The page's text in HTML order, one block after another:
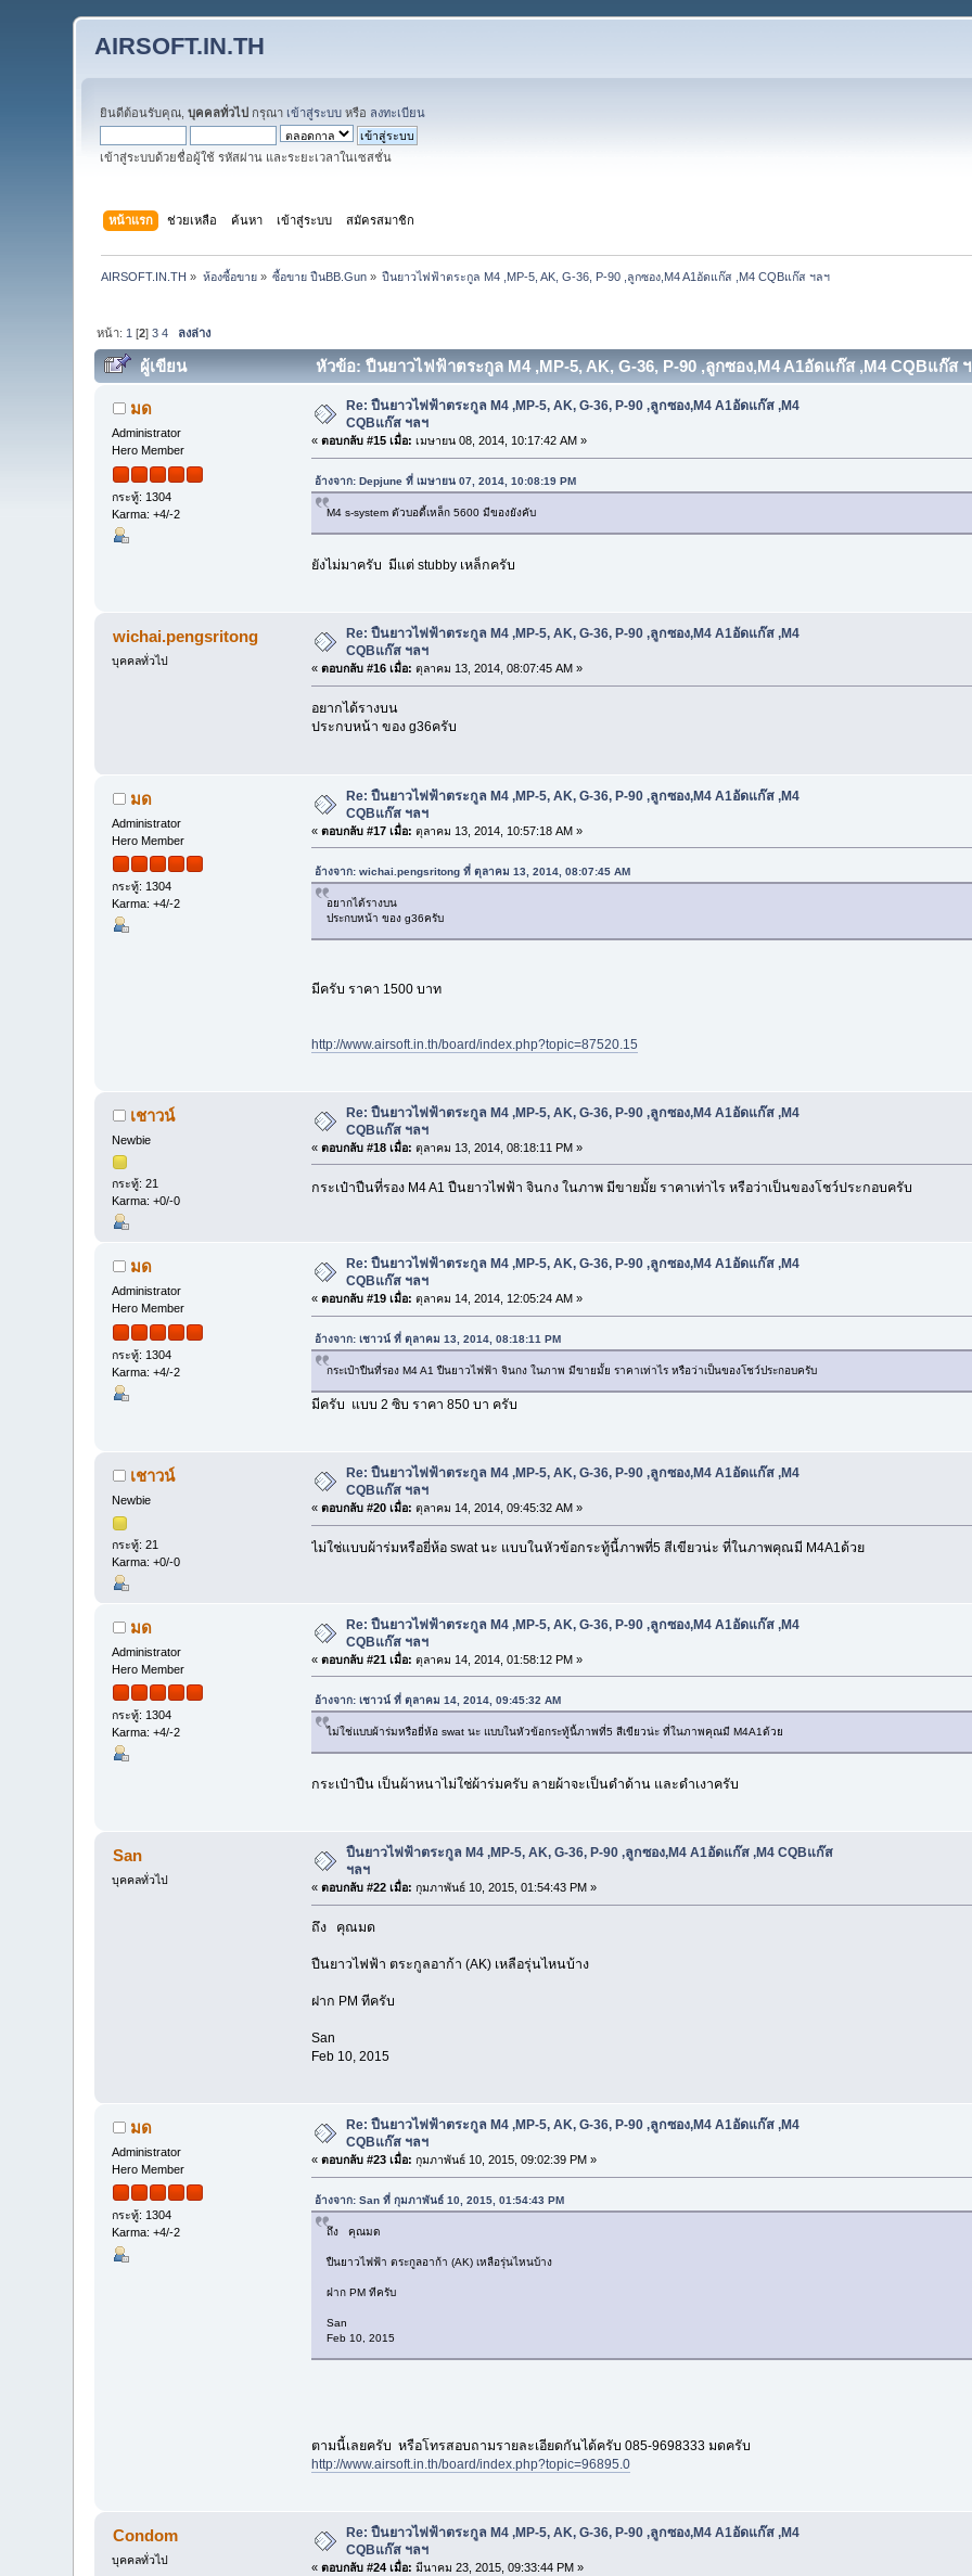
AIRSOFT.IN.TH
ยินดีต้อนรับคุณ,บุคคลทั่วไป กรุณา เข้าสู่ระบบ หรือ ลงทะเบียน
เข้าสู่ระบบด้วยชื่อผู้ใช้ รหัสผ่าน และระยะเวลาในเซสชั่น
หน้าแรก ช่วยเหลือ ค้นหา เข้าสู่ระบบ สมัครสมาชิก
AIRSOFT.IN.TH » ห้องซื้อขาย» ซื้อขาย ปืนBB.Gun » ปืนยาวไฟฟ้าตระกูล M4 ,MP-5, AK, G-36, P-90 ,ลูกซอง,M4 A1อัดแก๊ส ,M4 CQBแก๊ส ฯลฯ
หน้า: 1 [2]3 4 ลงล่าง
ผู้เขียน หัวข้อ: ปืนยาวไฟฟ้าตระกูล M4 ,MP-5, AK, G-36, P-90 ,ลูกซอง,M4 A1อัดแก๊ส ,M4 CQBแก๊ส
มด
Administrator
Hero Member
กระทู้: 1304
Karma: +4/-2
Re: ปืนยาวไฟฟ้าตระกูล M4 ,MP-5, AK, G-36, P-90 ,ลูกซอง,M4 A1อัดแก๊ส ,M4
CQBแก๊ส ฯลฯ
« ตอบกลับ #15 เมื่อ: เมษายน 08, 2014, 10:17:42 AM »
อ้างจาก: Depjune ที่ เมษายน 07, 2014, 10:08:19 PM
M4 s-system ตัวบอดี้เหล็ก 5600 มีของยังคับ
ยังไม่มาครับ มีแต่ stubby เหล็กครับ
wichai.pengsritong
บุคคลทั่วไป
Re: ปืนยาวไฟฟ้าตระกูล M4 ,MP-5, AK, G-36, P-90 ,ลูกซอง,M4 A1อัดแก๊ส ,M4
CQBแก๊ส ฯลฯ
« ตอบกลับ #16 เมื่อ: ตุลาคม 13, 2014, 08:07:45 AM »
อยากได้รางบน
ประกบหน้า ของ g36ครับ
มด
Administrator
Hero Member
กระทู้: 1304
Karma: +4/-2
Re: ปืนยาวไฟฟ้าตระกูล M4 ,MP-5, AK, G-36, P-90 ,ลูกซอง,M4 A1อัดแก๊ส ,M4
CQBแก๊ส ฯลฯ
« ตอบกลับ #17 เมื่อ: ตุลาคม 13, 2014, 10:57:18 AM »
อ้างจาก: wichai.pengsritong ที่ ตุลาคม 13, 2014, 08:07:45 AM
อยากได้รางบน
ประกบหน้า ของ g36ครับ
มีครับ ราคา 1500 บาท
http://www.airsoft.in.th/board/index.php?topic=87520.15
เชาวน์
Newbie
กระทู้: 21
Karma: +0/-0
Re: ปืนยาวไฟฟ้าตระกูล M4 ,MP-5, AK, G-36, P-90 ,ลูกซอง,M4 A1อัดแก๊ส ,M4
CQBแก๊ส ฯลฯ
« ตอบกลับ #18 เมื่อ: ตุลาคม 13, 2014, 08:18:11 PM »
กระเป๋าปืนที่รอง M4 A1 ปืนยาวไฟฟ้า จินกง ในภาพ มีขายมั้ย ราคาเท่าไร หรือว่าเป็นของโชว์ประกอบครับ
มด
Administrator
Hero Member
กระทู้: 1304
Karma: +4/-2
Re: ปืนยาวไฟฟ้าตระกูล M4 ,MP-5, AK, G-36, P-90 ,ลูกซอง,M4 A1อัดแก๊ส ,M4
CQBแก๊ส ฯลฯ
« ตอบกลับ #19 เมื่อ: ตุลาคม 14, 2014, 12:05:24 AM »
อ้างจาก: เชาวน์ ที่ ตุลาคม 13, 2014, 08:18:11 PM
กระเป๋าปืนที่รอง M4 A1 ปืนยาวไฟฟ้า จินกง ในภาพ มีขายมั้ย ราคาเท่าไร หรือว่าเป็นของโชว์ประกอบครับ
มีครับ แบบ 2 ซิบ ราคา 850 บา ครับ
เชาวน์
Newbie
กระทู้: 21
Karma: +0/-0
Re: ปืนยาวไฟฟ้าตระกูล M4 ,MP-5, AK, G-36, P-90 ,ลูกซอง,M4 A1อัดแก๊ส ,M4
CQBแก๊ส ฯลฯ
« ตอบกลับ #20 เมื่อ: ตุลาคม 14, 2014, 09:45:32 AM »
ไม่ใช่แบบผ้าร่มหรือยี่ห้อ swat นะ แบบในหัวข้อกระทู้นี้ภาพที่5 สีเขียวน่ะ ที่ในภาพคุณมี M4A1ด้วย
มด
Administrator
Hero Member
กระทู้: 1304
Karma: +4/-2
Re: ปืนยาวไฟฟ้าตระกูล M4 ,MP-5, AK, G-36, P-90 ,ลูกซอง,M4 A1อัดแก๊ส ,M4
CQBแก๊ส ฯลฯ
« ตอบกลับ #21 เมื่อ: ตุลาคม 14, 2014, 01:58:12 PM »
อ้างจาก: เชาวน์ ที่ ตุลาคม 14, 2014, 09:45:32 AM
ไม่ใช่แบบผ้าร่มหรือยี่ห้อ swat นะ แบบในหัวข้อกระทู้นี้ภาพที่5 สีเขียวน่ะ ที่ในภาพคุณมี M4A1ด้วย
กระเป๋าปืน เป็นผ้าหนาไม่ใช่ผ้าร่มครับ ลายผ้าจะเป็นดำด้าน และดำเงาครับ
San
บุคคลทั่วไป
ปืนยาวไฟฟ้าตระกูล M4 ,MP-5, AK, G-36, P-90 ,ลูกซอง,M4 A1อัดแก๊ส ,M4 CQBแก๊ส
ฯลฯ
« ตอบกลับ #22 เมื่อ: กุมภาพันธ์ 10, 2015, 01:54:43 PM »
ถึง คุณมด
ปืนยาวไฟฟ้า ตระกูลอาก้า (AK) เหลือรุ่นไหนบ้าง
ฝาก PM ทีครับ
San
Feb 10, 2015
มด
Administrator
Hero Member
กระทู้: 1304
Karma: +4/-2
Re: ปืนยาวไฟฟ้าตระกูล M4 ,MP-5, AK, G-36, P-90 ,ลูกซอง,M4 A1อัดแก๊ส ,M4
CQBแก๊ส ฯลฯ
« ตอบกลับ #23 เมื่อ: กุมภาพันธ์ 10, 2015, 09:02:39 PM »
อ้างจาก: San ที่ กุมภาพันธ์ 10, 2015, 01:54:43 PM
ถึง คุณมด
ปืนยาวไฟฟ้า ตระกูลอาก้า (AK) เหลือรุ่นไหนบ้าง
ฝาก PM ทีครับ
San
Feb 10, 2015
ตามนี้เลยครับ หรือโทรสอบถามรายละเอียดกันได้ครับ 085-9698333 มดครับ
http://www.airsoft.in.th/board/index.php?topic=96895.0
Condom
บุคคลทั่วไป
Re: ปืนยาวไฟฟ้าตระกูล M4 ,MP-5, AK, G-36, P-90 ,ลูกซอง,M4 A1อัดแก๊ส ,M4
CQBแก๊ส ฯลฯ
« ตอบกลับ #24 เมื่อ: มีนาคม 23, 2015, 09:33:44 PM »